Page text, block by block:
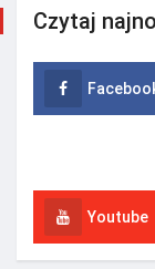
Czytaj
Youtube